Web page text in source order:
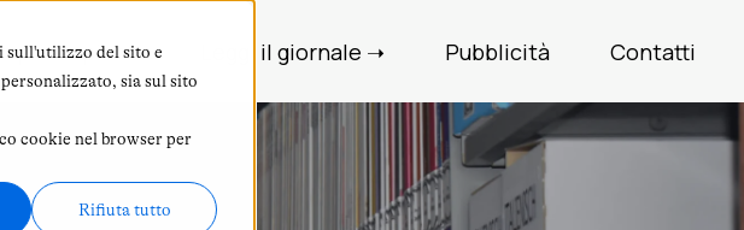
sull'utilizzo del sito e
sia sul sito
cookie nel browser per
Rifiuta tutto
primo piano Leggi il giornale ➝ Pubblicità Contatti